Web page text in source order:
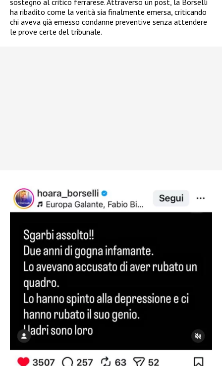
sostegno al critico ferrarese. Attraverso un post, la Borselli
ha ribadito come la verità sia finalmente emersa, criticando
chi aveva già emesso condanne preventive senza attendere
le prove certe del tribunale.